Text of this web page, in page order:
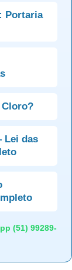
Portaria
Lei das
(51) 99289-